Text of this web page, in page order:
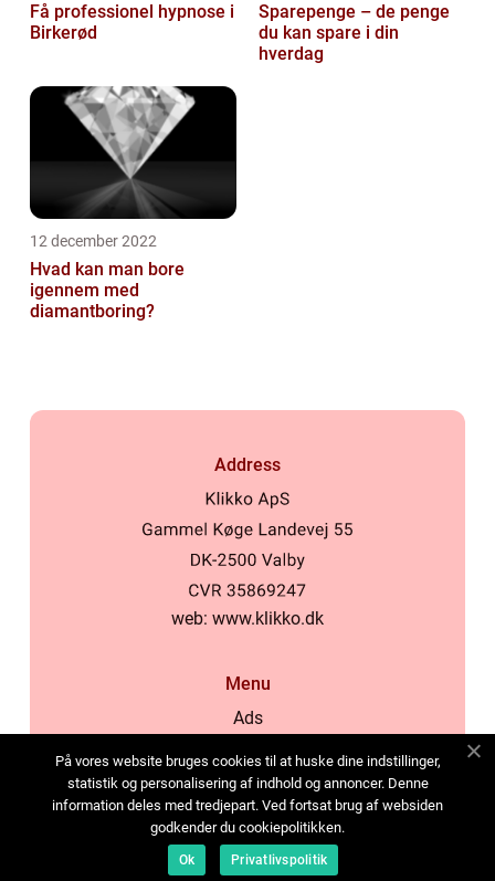
Få professionel hypnose i
Birkerød
Sparepenge – de penge
du kan spare i din
hverdag
12 december 2022
Hvad kan man bore
igennem med
diamantboring?
Address
web: www.klikko.dk
Menu
Ads
Cookies
Contact
Sitemap
På vores website bruges cookies til at huske dine indstillinger,
statistik og personalisering af indhold og annoncer. Denne
information deles med tredjepart. Ved fortsat brug af websiden
godkender du cookiepolitikken.
Ok Privatlivspolitik